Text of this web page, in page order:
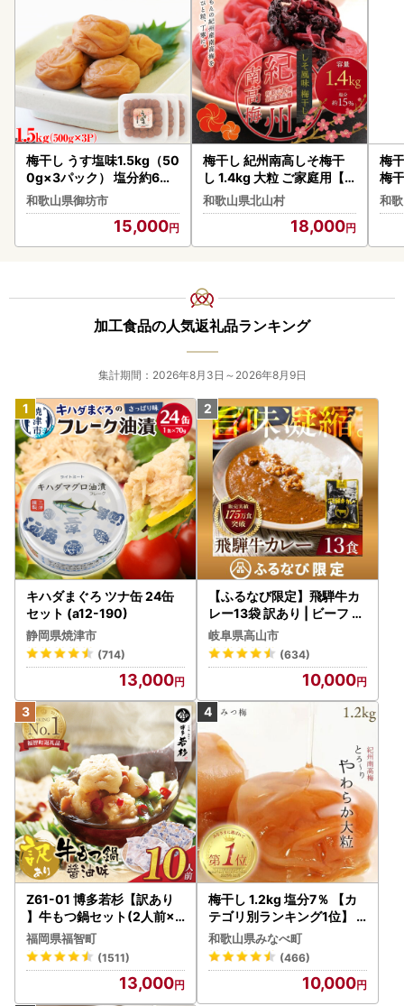
梅干し うす塩味1.5kg（50
0g×3パック） 塩分約6%
梅干し【0506-4】
和歌山県御坊市
15,000
梅干し 紀州南高しそ梅干
し 1.4kg 大粒 ご家庭用【in
m200C】
和歌山県北山村
18,000
梅
梅
用
和
加工食品の人気返礼品ランキング
集計期間：2026年8月3日～2026年8月9日
キハダまぐろ ツナ缶 24缶
セット (a12-190)
静岡県焼津市
(714)
13,000
【ふるなび限定】飛騨牛カ
レー13袋 訳あり | ビーフ レ
トルト 訳あり DC006-CP
01 FN-Limited-VO
岐阜県高山市
(634)
10,000
Z61-01 博多若杉【訳あり
】牛もつ鍋セット(2人前×5
) 10人前 もつ鍋
福岡県福智町
(1511)
13,000
梅干し 1.2kg 塩分7％ 【カ
テゴリ別ランキング1位】
はちみつ梅干し ご家庭用 【
baijuen002B】
和歌山県みなべ町
(466)
10,000